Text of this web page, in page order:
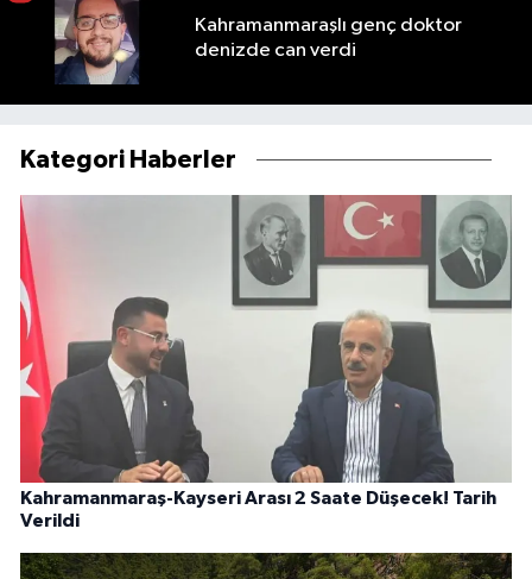
Kahramanmaraşlı genç doktor
denizde can verdi
Kategori Haberler
Kahramanmaraş-Kayseri Arası 2 Saate Düşecek! Tarih
Verildi